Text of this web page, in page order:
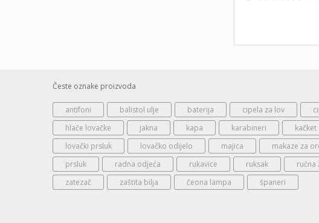
Česte oznake proizvoda
antifoni balistol ulje baterija cipela za lov
hlače lovačke
jakna kapa karabineri kačket
lovački prsluk
lovačko odijelo majica makaze za
prsluk
radna odjeća rukavice ruksak ručna
zatezač
zaštita bilja čeona lampa španeri